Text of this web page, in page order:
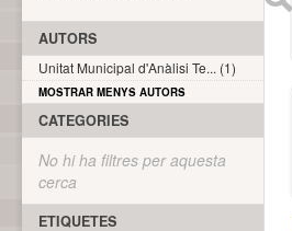
AUTORS
Unitat Municipal d'Anàlisi Te... (1)
MOSTRAR MENYS AUTORS
CATEGORIES
No hi ha filtres per aquesta
cerca
ETIQUETES